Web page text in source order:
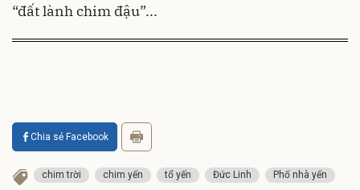
“đất lành chim đậu”...
Chia sẻ Facebook
chim trời chim yến tổ yến Đức Linh Phố nhà yến